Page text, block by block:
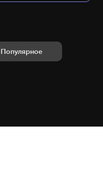
Популярное